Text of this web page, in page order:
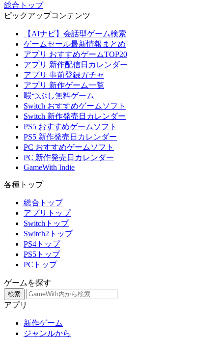
総合トップ
ピックアップコンテンツ
【AIナビ】会話型ゲーム検索
ゲームセール最新情報まとめ
アプリ おすすめゲームTOP20
アプリ 新作配信日カレンダー
アプリ 事前登録ガチャ
アプリ 新作ゲーム一覧
暇つぶし無料ゲーム
Switch おすすめゲームソフト
Switch 新作発売日カレンダー
PS5 おすすめゲームソフト
PS5 新作発売日カレンダー
PC おすすめゲームソフト
PC 新作発売日カレンダー
GameWith Indie
各種トップ
総合トップ
アプリトップ
Switchトップ
Switch2トップ
PS4トップ
PS5トップ
PCトップ
ゲームを探す
検索
アプリ
新作ゲーム
ジャンルから